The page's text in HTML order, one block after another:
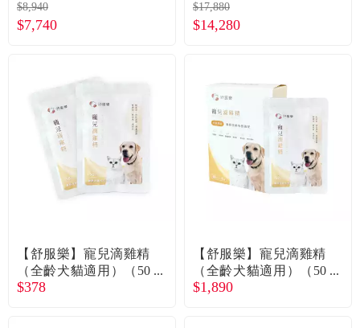
折價券、紅利說明
6盒入組 (廠商直送)
$8,940
$7,740
12盒入組 (廠商直送)
$17,880
$14,280
【舒服樂】寵兒滴雞精
（全齡犬貓適用）（50
ml*2包/組）（廠商直
$378
【舒服樂】寵兒滴雞精
（全齡犬貓適用）（50
ml*10包/盒）（廠商直
$1,890